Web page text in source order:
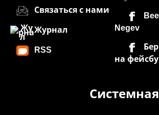
Negev
на
Связаться с нами
Журнал
RSS